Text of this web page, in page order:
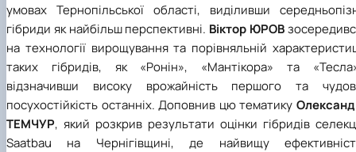
умовах Тернопільської області, виділивши
гібриди як найбільш перспективні. Віктор ЮРОВ
на технології вирощування та порівняльній
таких гібридів, як «Ронін», «Мантікора» та
відзначивши високу врожайність першого та
посухостійкість останніх. Доповнив цю тематику
ТЕМЧУР, який розкрив результати оцінки гібридів
Saatbau на Чернігівщині, де найвищу